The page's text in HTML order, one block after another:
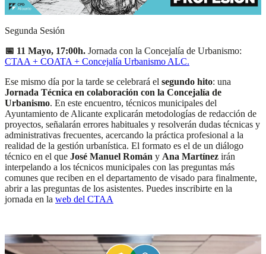
Segunda Sesión
📅 11 Mayo, 17:00h. Jornada con la Concejalía de Urbanismo:
CTAA + COATA + Concejalía Urbanismo ALC.
Ese mismo día por la tarde se celebrará el segundo hito: una
Jornada Técnica en colaboración con la Concejalía de
Urbanismo. En este encuentro, técnicos municipales del
Ayuntamiento de Alicante explicarán metodologías de redacción de
proyectos, señalarán errores habituales y resolverán dudas técnicas y
administrativas frecuentes, acercando la práctica profesional a la
realidad de la gestión urbanística. El formato es el de un diálogo
técnico en el que José Manuel Román y Ana Martínez irán
interpelando a los técnicos municipales con las preguntas más
comunes que reciben en el departamento de visado para finalmente,
abrir a las preguntas de los asistentes. Puedes inscribirte en la
jornada en la web del CTAA